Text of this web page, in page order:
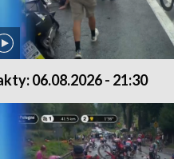
06.08.2026 - 21:30